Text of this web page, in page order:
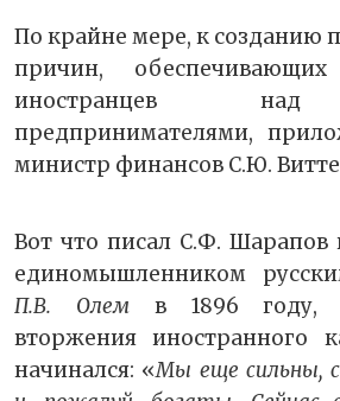
По крайне мере, к созданию
причин, обеспечивающих
иностранцев
предпринимателями,
министр финансов С.Ю.
Вот что писал С.Ф. Шарапов
единомышленником
П.В. Олемв 1896 году,
вторжения иностранного
начинался: «Мы еще сильны,